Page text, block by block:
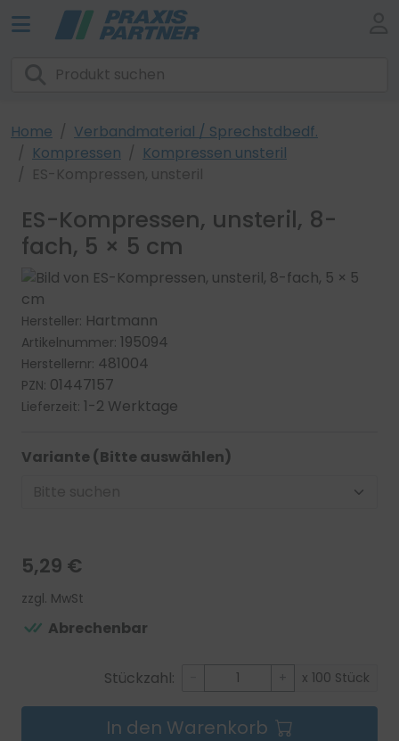
Home
Verbandmaterial / Sprechstdbedf.
Kompressen
Kompressen unsteril
ES-Kompressen, unsteril
ES-Kompressen, unsteril, 8-
fach, 5 × 5 cm
Hersteller: Hartmann
Artikelnummer: 195094
Herstellernr: 481004
PZN: 01447157
Lieferzeit: 1-2 Werktage
Variante (Bitte auswählen)
5,29 €
zzgl. MwSt
Abrechenbar
Stückzahl: x 100 Stück
In den Warenkorb